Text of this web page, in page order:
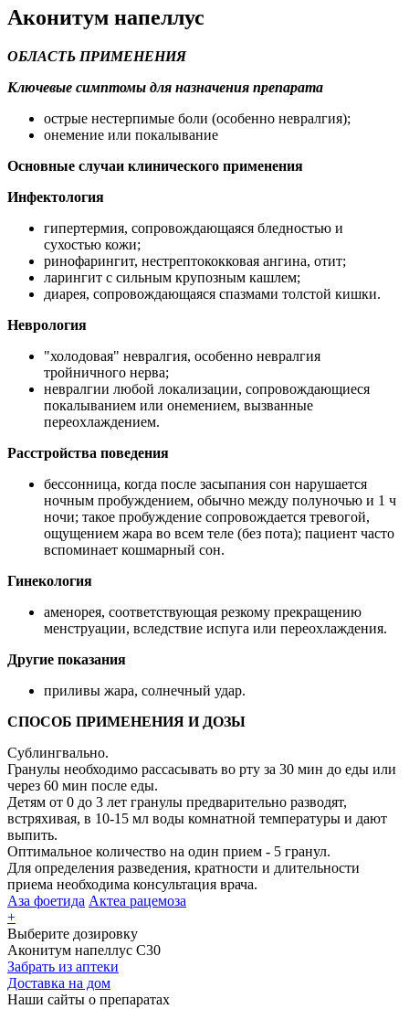
Аконитум напеллус
ОБЛАСТЬ ПРИМЕНЕНИЯ
Ключевые симптомы для назначения препарата
острые нестерпимые боли (особенно невралгия);
онемение или покалывание
Основные случаи клинического применения
Инфектология
гипертермия, сопровождающаяся бледностью и
сухостью кожи;
ринофарингит, нестрептококковая ангина, отит;
ларингит с сильным крупозным кашлем;
диарея, сопровождающаяся спазмами толстой кишки.
Неврология
"холодовая" невралгия, особенно невралгия
тройничного нерва;
невралгии любой локализации, сопровождающиеся
покалыванием или онемением, вызванные
переохлаждением.
Расстройства поведения
бессонница, когда после засыпания сон нарушается
ночным пробуждением, обычно между полуночью и 1 ч
ночи; такое пробуждение сопровождается тревогой,
ощущением жара во всем теле (без пота); пациент часто
вспоминает кошмарный сон.
Гинекология
аменорея, соответствующая резкому прекращению
менструации, вследствие испуга или переохлаждения.
Другие показания
приливы жара, солнечный удар.
СПОСОБ ПРИМЕНЕНИЯ И ДОЗЫ
Сублингвально.
Гранулы необходимо рассасывать во рту за 30 мин до еды или
через 60 мин после еды.
Детям от 0 до 3 лет гранулы предварительно разводят,
встряхивая, в 10-15 мл воды комнатной температуры и дают
выпить.
Оптимальное количество на один прием - 5 гранул.
Для определения разведения, кратности и длительности
приема необходима консультация врача.
Аза фоетида Актеа рацемоза
+
Выберите дозировку
Аконитум напеллус С30
Забрать из аптеки
Доставка на дом
Наши сайты о препаратах